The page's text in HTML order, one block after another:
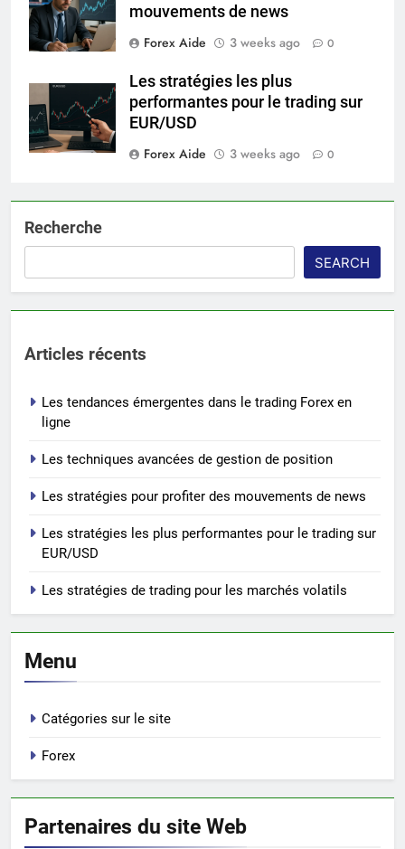
mouvements de news
Forex Aide
3 weeks ago 0
Les stratégies les plus
performantes pour le trading sur
EUR/USD
Forex Aide
3 weeks ago 0
Recherche
SEARCH
Articles récents
Les tendances émergentes dans le trading Forex en
ligne
Les techniques avancées de gestion de position
Les stratégies pour profiter des mouvements de news
Les stratégies les plus performantes pour le trading sur
EUR/USD
Les stratégies de trading pour les marchés volatils
Menu
Catégories sur le site
Forex
Partenaires du site Web